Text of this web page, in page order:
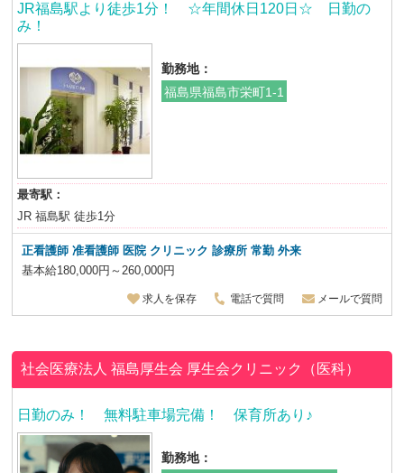
JR福島駅より徒歩1分！ ☆年間休日120日☆ 日勤の
み！
勤務地：
福島県福島市栄町1-1
最寄駅：
JR 福島駅 徒歩1分
正看護師 准看護師 医院 クリニック 診療所 常勤 外来
基本給180,000円～260,000円
求人を保存 電話で質問 メールで質問
社会医療法人 福島厚生会 厚生会クリニック（医科）
日勤のみ！ 無料駐車場完備！ 保育所あり♪
勤務地：